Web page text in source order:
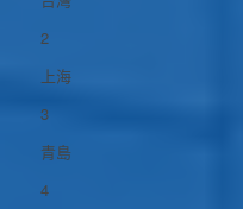
2
上海
3
青島
4